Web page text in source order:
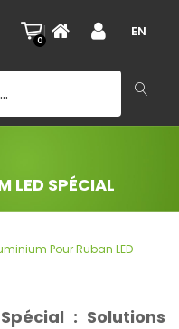
0
| EN
LED SPÉCIAL
Pour Ruban LED
: Solutions